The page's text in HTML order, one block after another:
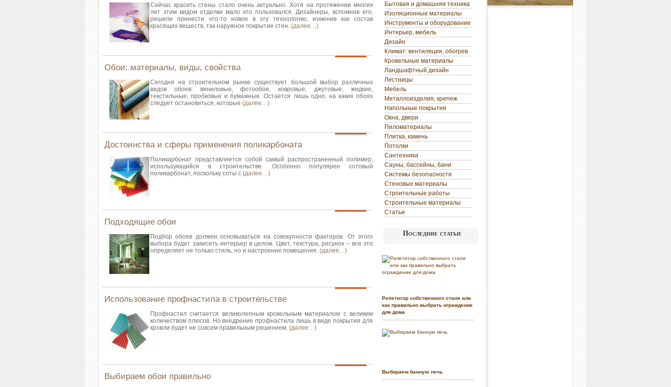
Сейчас красить стены стало очень актуально. Хотя на протяжении многих
лет этим видом отделки мало кто пользовался. Дизайнеры, вспомнив его,
решили принести что-то новое в эту технологию, изменив как состав
красящих веществ, так наружное покрытие стен. (далее…)
Обои: материалы, виды, свойства
Сегодня на строительном рынке существует большой выбор различных
видов обоев: виниловые, фотообои, ковровые, джутовые, жидкие,
текстильные, пробковые и бумажные. Остается лишь одно, на каких обоях
следует остановиться, которые (далее…)
Достоинства и сферы применения поликарбоната
Поликарбонат представляется собой самый распространенный полимер,
использующийся в строительстве. Особенно популярен сотовый
поликарбонат, поскольку соты с (далее…)
Подходящие обои
Подбор обоев должен основываться на совокупности факторов. От этого
выбора будет зависеть интерьер в целом. Цвет, текстура, рисунок – все это
определяет не только стиль, но и настроение помещения. (далее…)
Использование профнастила в строительстве
Профнастил считается великолепным кровельным материалом с великим
количеством плюсов. Но внедрение профнастила лишь в виде покрытия для
кровли будет не совсем правильным решением. (далее…)
Выбираем обои правильно
Бытовая и домашняя техника
Изоляционные материалы
Инструменты и оборудование
Интерьер, мебель
Дизайн
Климат: вентиляция, обогрев
Кровельные материалы
Ландшафтный дизайн
Лестницы
Мебель
Металлоизделия, крепеж
Напольные покрытия
Окна, двери
Пиломатериалы
Плитка, камень
Потолки
Сантехника
Сауны, бассейны, бани
Системы безопасности
Стеновые материалы
Строительные работы
Строительные материалы
Статьи
Последние статьи
Репетитор собственного стиля или
как правильно выбрать ограждение
для дома
Выбираем банную печь